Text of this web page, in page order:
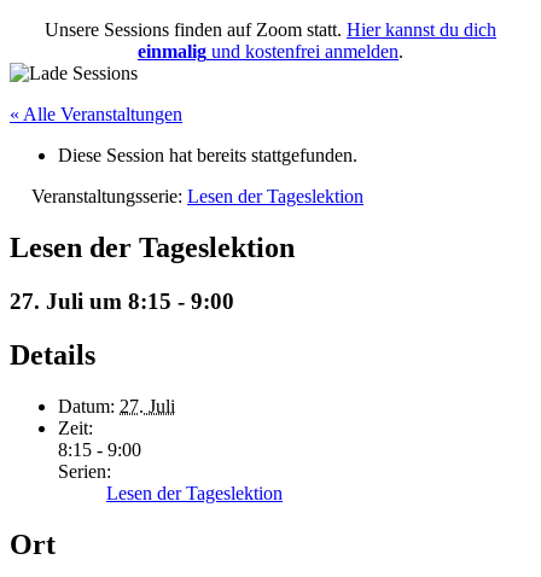
Unsere Sessions finden auf Zoom statt. Hier kannst du dich
einmalig und kostenfrei anmelden.
« Alle Veranstaltungen
Diese Session hat bereits stattgefunden.
Veranstaltungsserie: Lesen der Tageslektion
Lesen der Tageslektion
27. Juli um 8:15 - 9:00
Details
Datum: 27. Juli
Zeit:
8:15 - 9:00
Serien:
Lesen der Tageslektion
Ort